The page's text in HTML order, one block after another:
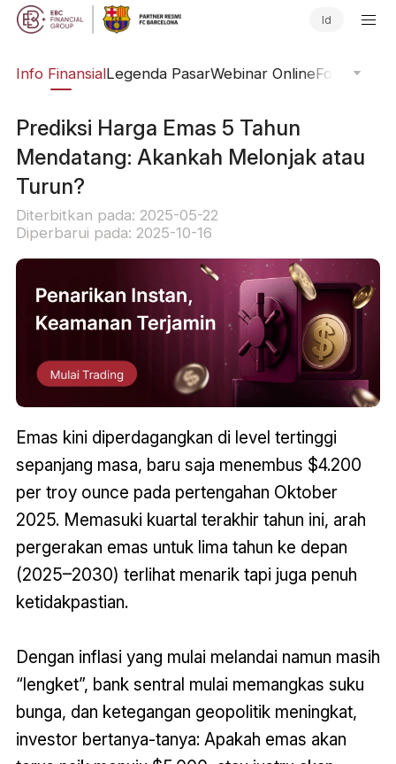
Id
Info FinansialLegenda PasarWebinar OnlineFokus
Prediksi Harga Emas 5 Tahun
Mendatang: Akankah Melonjak atau
Turun?
Diterbitkan pada: 2025-05-22
Diperbarui pada: 2025-10-16
Emas kini diperdagangkan di level tertinggi
sepanjang masa, baru saja menembus $4.200
per troy ounce pada pertengahan Oktober
2025. Memasuki kuartal terakhir tahun ini, arah
pergerakan emas untuk lima tahun ke depan
(2025–2030) terlihat menarik tapi juga penuh
ketidakpastian.
Dengan inflasi yang mulai melandai namun masih
“lengket”, bank sentral mulai memangkas suku
bunga, dan ketegangan geopolitik meningkat,
investor bertanya-tanya: Apakah emas akan